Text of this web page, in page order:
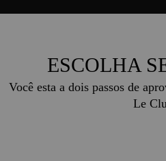
ESCOLHA
Você esta a dois passos de
Le